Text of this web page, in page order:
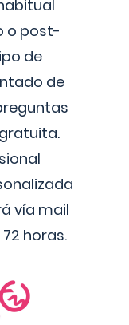
o post-
de
de
vía mail
horas.